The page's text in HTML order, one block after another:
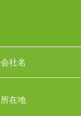
会社名
所在地